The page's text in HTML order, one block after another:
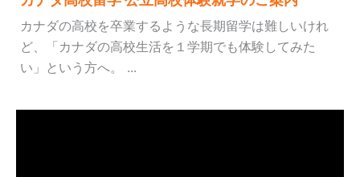
カナダの高校を卒業するような長期留学は難しいけれ
ど、「カナダの高校生活を１学期でも体験してみた
い」という方へ。 ...